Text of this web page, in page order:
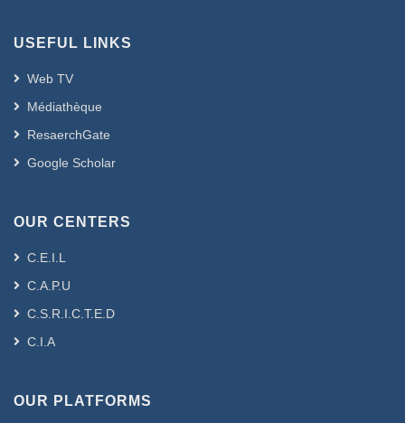
USEFUL LINKS
Web TV
Médiathèque
ResaerchGate
Google Scholar
OUR CENTERS
C.E.I.L
C.A.P.U
C.S.R.I.C.T.E.D
C.I.A
OUR PLATFORMS